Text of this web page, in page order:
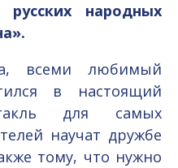
русских народных
всеми любимый
в настоящий
для самых
научат дружбе
тому, что нужно